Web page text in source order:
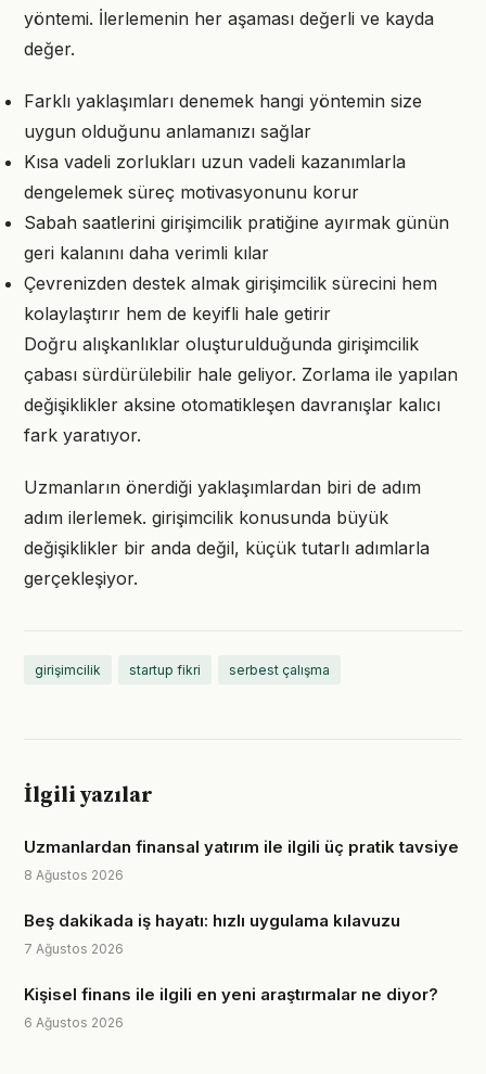
yöntemi. İlerlemenin her aşaması değerli ve kayda
değer.
Farklı yaklaşımları denemek hangi yöntemin size
uygun olduğunu anlamanızı sağlar
Kısa vadeli zorlukları uzun vadeli kazanımlarla
dengelemek süreç motivasyonunu korur
Sabah saatlerini girişimcilik pratiğine ayırmak günün
geri kalanını daha verimli kılar
Çevrenizden destek almak girişimcilik sürecini hem
kolaylaştırır hem de keyifli hale getirir
Doğru alışkanlıklar oluşturulduğunda girişimcilik
çabası sürdürülebilir hale geliyor. Zorlama ile yapılan
değişiklikler aksine otomatikleşen davranışlar kalıcı
fark yaratıyor.
Uzmanların önerdiği yaklaşımlardan biri de adım
adım ilerlemek. girişimcilik konusunda büyük
değişiklikler bir anda değil, küçük tutarlı adımlarla
gerçekleşiyor.
girişimcilik startup fikri serbest çalışma
İlgili yazılar
Uzmanlardan finansal yatırım ile ilgili üç pratik tavsiye
8 Ağustos 2026
Beş dakikada iş hayatı: hızlı uygulama kılavuzu
7 Ağustos 2026
Kişisel finans ile ilgili en yeni araştırmalar ne diyor?
6 Ağustos 2026